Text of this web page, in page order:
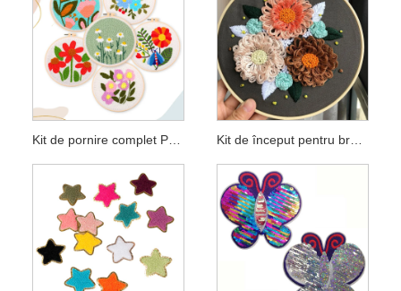
Kit de început pentru broderie florală 3D